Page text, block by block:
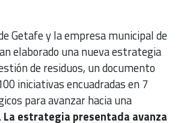
Getafe y la empresa municipal de
elaborado una nueva estrategia
de residuos, un documento
iniciativas encuadradas en 7
para avanzar hacia una
La estrategia presentada avanza